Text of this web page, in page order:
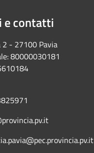
e contatti
2 - 27100 Pavia
80000030181